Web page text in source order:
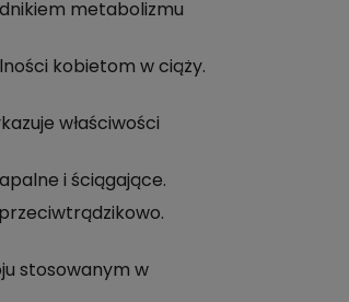
metabolizmu
kobietom w ciąży.
właściwości
i ściągające.
stosowanym w